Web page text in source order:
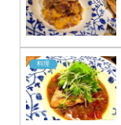
料理